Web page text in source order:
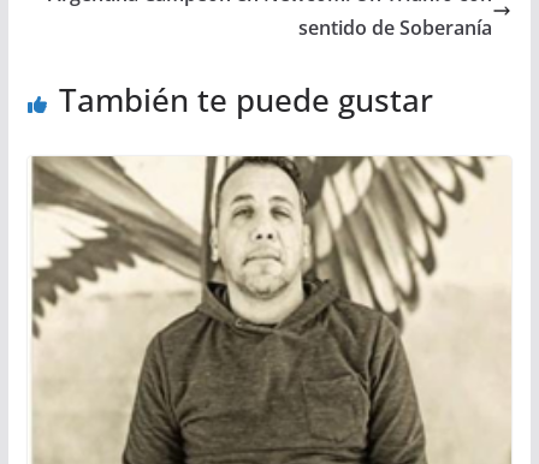
sentido de Soberanía
También te puede gustar